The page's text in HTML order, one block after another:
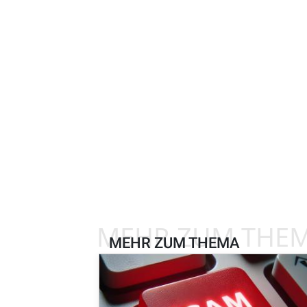
MEHR ZUM THEMA
MEHR ZUM